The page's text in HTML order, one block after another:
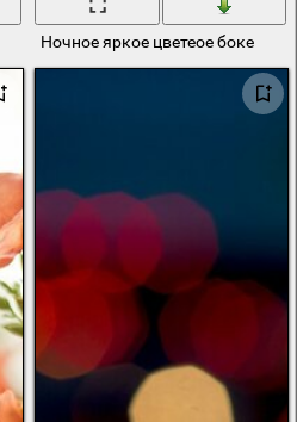
Ночное яркое цветеое боке